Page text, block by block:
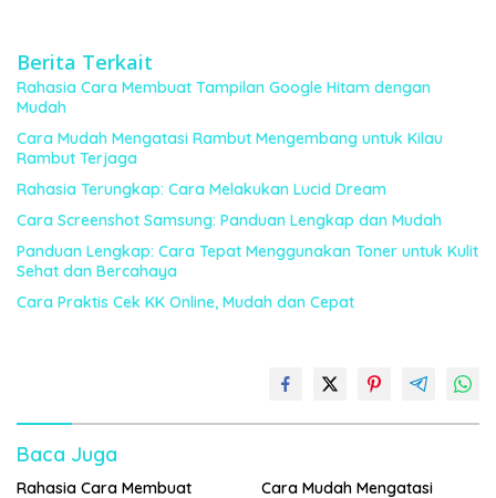
Berita Terkait
Rahasia Cara Membuat Tampilan Google Hitam dengan
Mudah
Cara Mudah Mengatasi Rambut Mengembang untuk Kilau
Rambut Terjaga
Rahasia Terungkap: Cara Melakukan Lucid Dream
Cara Screenshot Samsung: Panduan Lengkap dan Mudah
Panduan Lengkap: Cara Tepat Menggunakan Toner untuk Kulit
Sehat dan Bercahaya
Cara Praktis Cek KK Online, Mudah dan Cepat
Baca Juga
Rahasia Cara Membuat
Cara Mudah Mengatasi